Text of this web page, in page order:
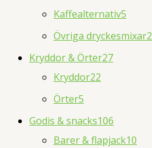
Kaffealternativ5
Övriga dryckesmixar2
Kryddor & Örter27
Kryddor22
Örter5
Godis & snacks106
Barer & flapjack10